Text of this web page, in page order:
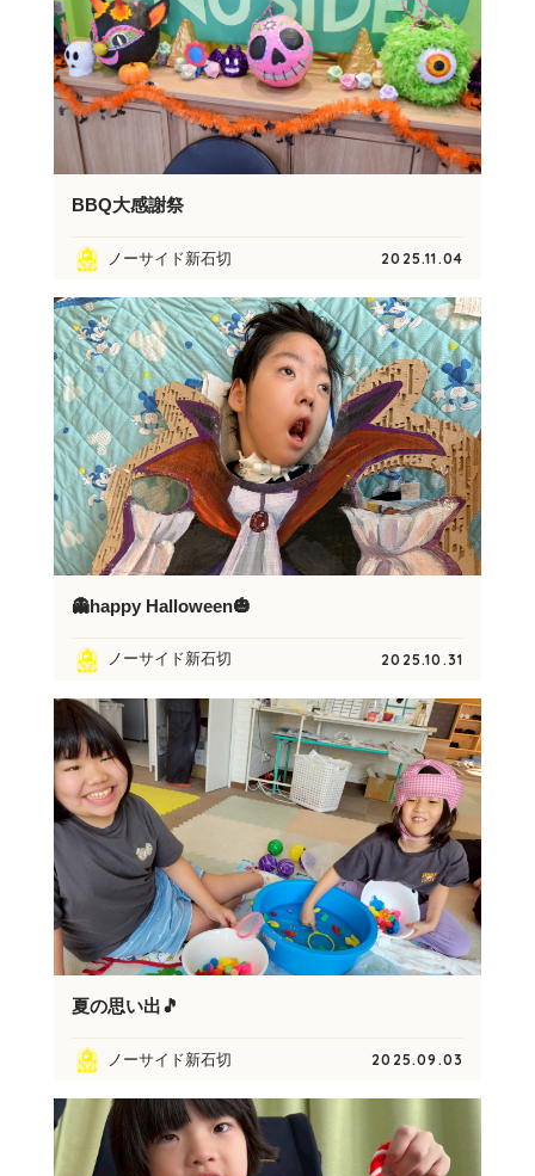
BBQ大感謝祭
ノーサイド新石切 2025.11.04
👻happy Halloween🎃
ノーサイド新石切 2025.10.31
夏の思い出🎵
ノーサイド新石切 2025.09.03